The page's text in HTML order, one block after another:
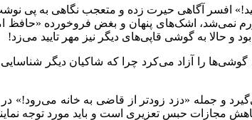
افسر آگاهی حیرت زده و متعجب نگاهی به پی
نمی‌شد، اشک‌های پنهان و بغض فروخورده «حافظ
و حالا به گوشی قاپی‌های دیگر نیز مهر تایید می‌زد!
را آزاد می‌کرد چرا که شاکیان دیگر
و جمله «دزد زودتر از قاضی به خانه می‌رود!» در
مجازات حبس تعزیری است و باید مورد توجه